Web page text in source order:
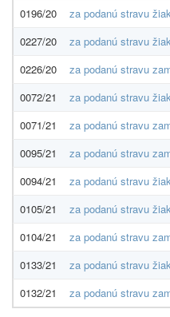
0196/20
za podanú stravu
0227/20
za podanú stravu
0226/20
za podanú stravu
0072/21
za podanú stravu
0071/21
za podanú stravu
0095/21
za podanú stravu
0094/21
za podanú stravu
0105/21
za podanú stravu
0104/21
za podanú stravu
0133/21
za podanú stravu
0132/21
za podanú stravu